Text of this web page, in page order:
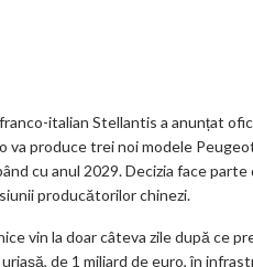
p
italian Stellantis a anunțat
va produce trei noi modele
cu anul 2029. Decizia face
producătorilor chinezi.
vin la doar câteva zile după ce
de 1 miliard de euro, în